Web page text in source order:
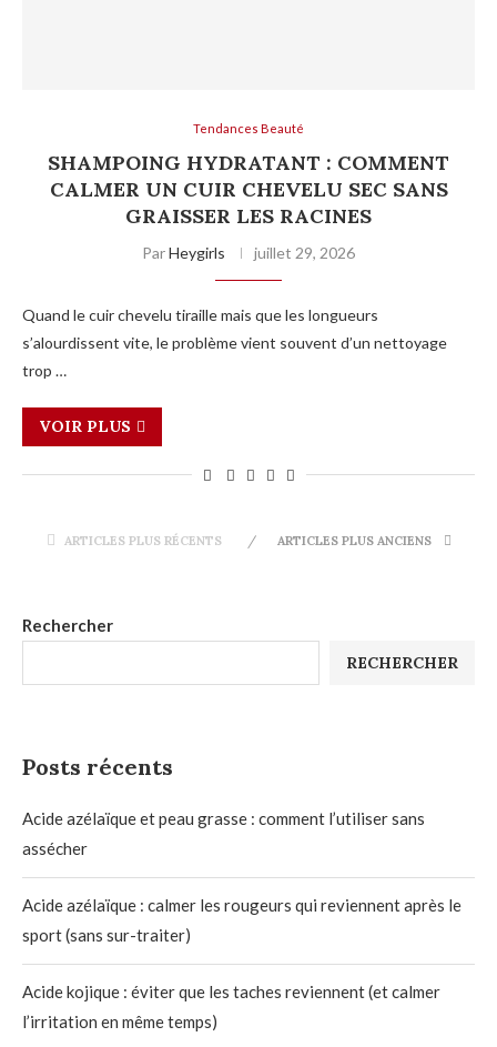
Tendances Beauté
SHAMPOING HYDRATANT : COMMENT
CALMER UN CUIR CHEVELU SEC SANS
GRAISSER LES RACINES
ParHeygirls juillet 29, 2026
Quand le cuir chevelu tiraille mais que les longueurs
s’alourdissent vite, le problème vient souvent d’un nettoyage
trop …
VOIR PLUS
ARTICLES PLUS RÉCENTS ARTICLES PLUS ANCIENS
Rechercher
RECHERCHER
Posts récents
Acide azélaïque et peau grasse : comment l’utiliser sans
assécher
Acide azélaïque : calmer les rougeurs qui reviennent après le
sport (sans sur-traiter)
Acide kojique : éviter que les taches reviennent (et calmer
l’irritation en même temps)